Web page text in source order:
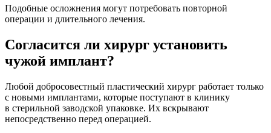
Подобные осложнения могут потребовать повторной
операции и длительного лечения.
Согласится ли хирург установить
чужой имплант?
Любой добросовестный пластический хирург работает только
с новыми имплантами, которые поступают в клинику
в стерильной заводской упаковке. Их вскрывают
непосредственно перед операцией.